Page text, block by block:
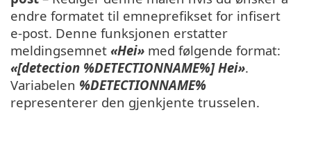
endre formatet til emneprefikset for infisert
e-post. Denne funksjonen erstatter
meldingsemnet «Hei» med følgende format:
«[detection %DETECTIONNAME%] Hei».
Variabelen %DETECTIONNAME%
representerer den gjenkjente trusselen.